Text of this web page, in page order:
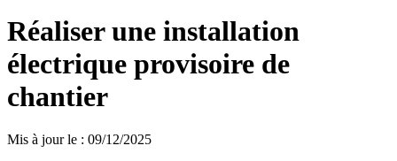
Réaliser une installation
électrique provisoire de
chantier
Mis à jour le : 09/12/2025